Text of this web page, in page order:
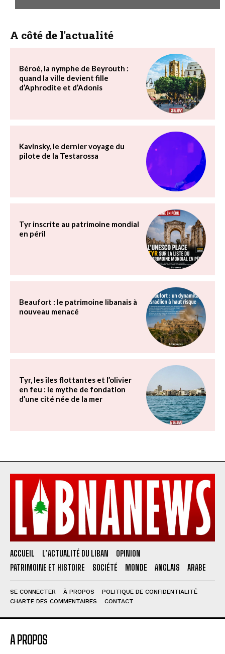
A côté de l'actualité
Béroé, la nymphe de Beyrouth :
quand la ville devient fille
d’Aphrodite et d’Adonis
Kavinsky, le dernier voyage du
pilote de la Testarossa
Tyr inscrite au patrimoine mondial
en péril
Beaufort : le patrimoine libanais à
nouveau menacé
Tyr, les îles flottantes et l’olivier
en feu : le mythe de fondation
d’une cité née de la mer
ACCUEIL L’ACTUALITÉ DU LIBAN
OPINION
PATRIMOINE ET HISTOIRE
SOCIÉTÉ MONDE ANGLAIS ARABE
SE CONNECTER À PROPOS
POLITIQUE DE CONFIDENTIALITÉ
CHARTE DES COMMENTAIRES
CONTACT
A PROPOS